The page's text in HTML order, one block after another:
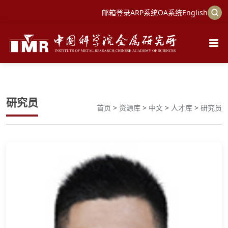
邮箱登录ARP系统OA系统English
研究员 首页 > 资源库 > 中文 > 人才库 > 研究员